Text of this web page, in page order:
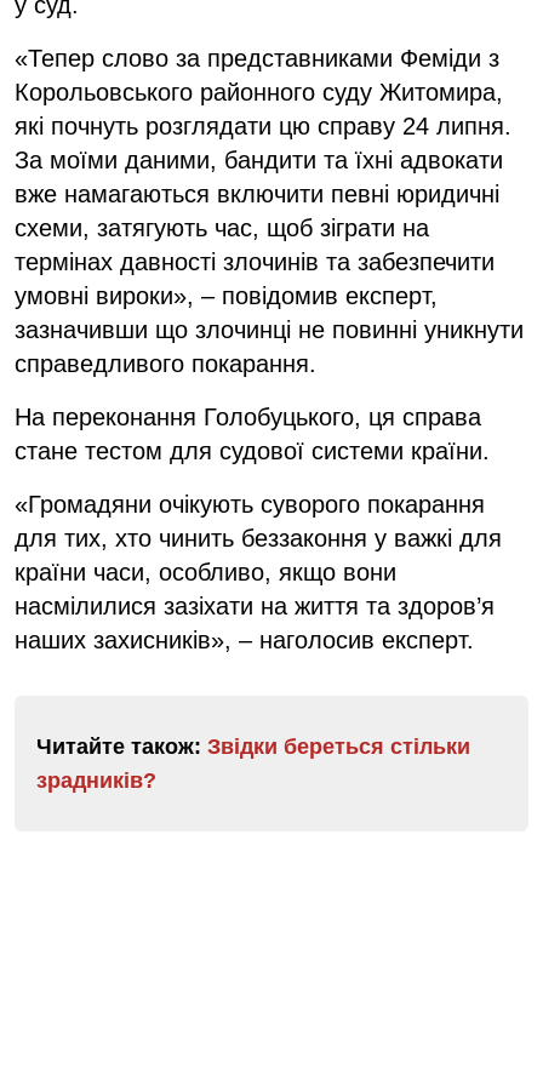
«Тепер слово за представниками Феміди з
Корольовського районного суду Житомира,
які почнуть розглядати цю справу 24 липня.
За моїми даними, бандити та їхні адвокати
вже намагаються включити певні юридичні
схеми, затягують час, щоб зіграти на
термінах давності злочинів та забезпечити
умовні вироки», – повідомив експерт,
зазначивши що злочинці не повинні уникнути
справедливого покарання.
На переконання Голобуцького, ця справа
стане тестом для судової системи країни.
«Громадяни очікують суворого покарання
для тих, хто чинить беззаконня у важкі для
країни часи, особливо, якщо вони
насмілилися зазіхати на життя та здоров’я
наших захисників», – наголосив експерт.
Читайте також: Звідки береться стільки
зрадників?